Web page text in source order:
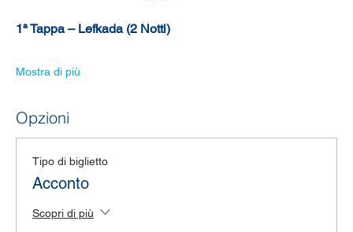
1ª Tappa – Lefkada (2 Notti)
Mostra di più
Opzioni
Tipo di biglietto
Acconto
Scopri di più